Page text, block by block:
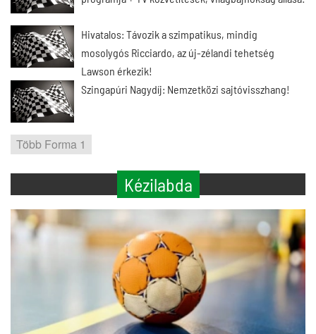
Hivatalos: Távozik a szimpatikus, mindig
mosolygós Ricciardo, az új-zélandi tehetség
Lawson érkezik!
Szingapúri Nagydíj: Nemzetközi sajtóvisszhang!
Több Forma 1
Kézilabda